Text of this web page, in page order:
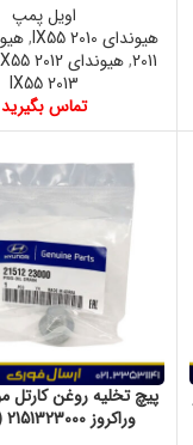
اویل پمپ
هیوندای IX55 2010
,
2011
,هیوندای IX55 2012
IX55 2013
تماس بگیرید
وراکروز 2151323000 (اصلی)